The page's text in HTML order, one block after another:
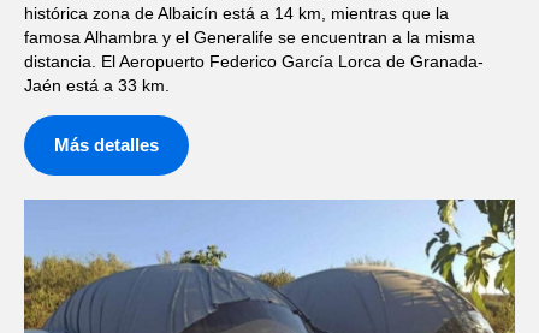
histórica zona de Albaicín está a 14 km, mientras que la
famosa Alhambra y el Generalife se encuentran a la misma
distancia. El Aeropuerto Federico García Lorca de Granada-
Jaén está a 33 km.
Más detalles